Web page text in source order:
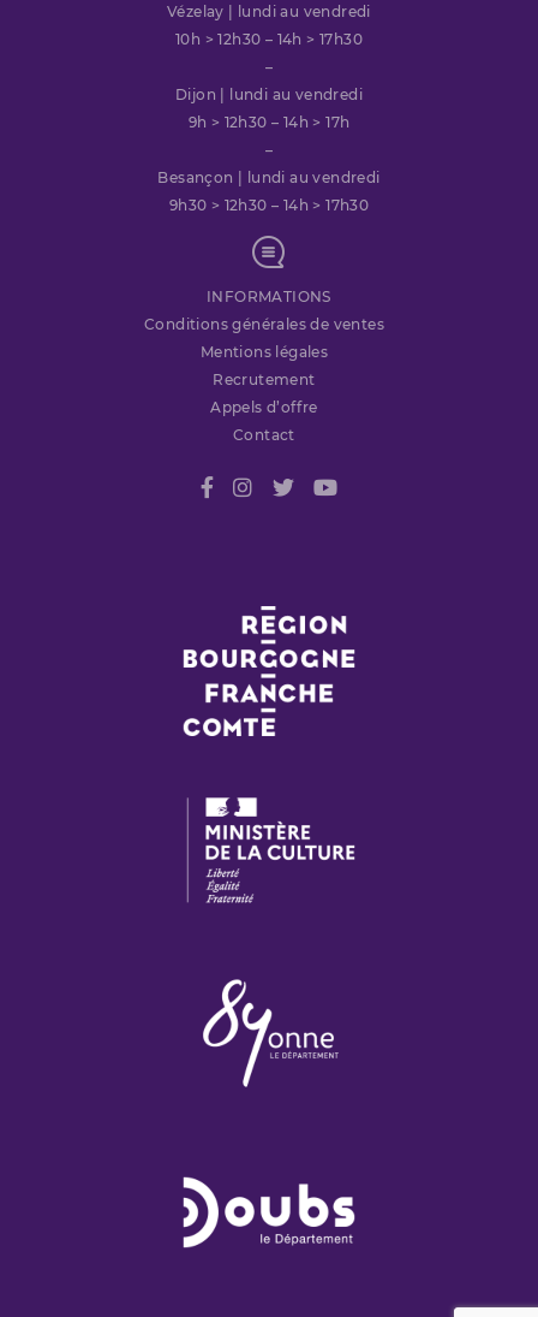
Vézelay | lundi au vendredi
10h > 12h30 – 14h > 17h30
–
Dijon | lundi au vendredi
9h > 12h30 – 14h > 17h
–
Besançon | lundi au vendredi
9h30 > 12h30 – 14h > 17h30
INFORMATIONS
Conditions générales de ventes
Mentions légales
Recrutement
Appels d’offre
Contact